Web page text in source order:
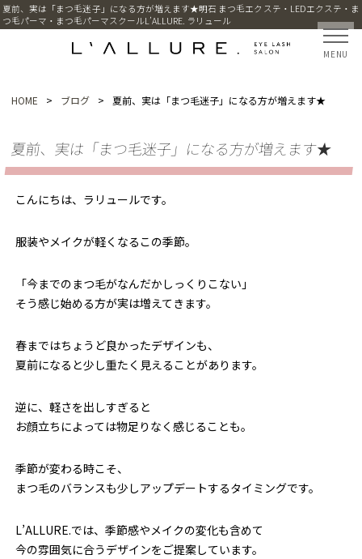
夏前、実は「まつ毛迷子」になる方が増えます★明石 まつ毛エクステ・LEDエクステ・ま
つ毛パーマ・まつ毛パーマスクールL’ALLURE. ラリュール
MENU
HOME > ブログ > 夏前、実は「まつ毛迷子」になる方が増えます★
夏前、実は「まつ毛迷子」になる方が増えます★
こんにちは、ラリュールです。
服装やメイクが軽くなるこの季節。
「今までのまつ毛がなんだかしっくりこない」
そう感じ始める方が実は増えてきます。
春まではちょうど良かったデザインも、
夏前になると少し重たく見えることがあります。
逆に、軽さを出しすぎると
お顔立ちによっては物足りなく感じることも。
季節が変わる時こそ、
まつ毛のバランスも少しアップデートするタイミングです。
L’ALLURE.では、季節感やメイクの変化も含めて
今の雰囲気に合うデザインをご提案しています。